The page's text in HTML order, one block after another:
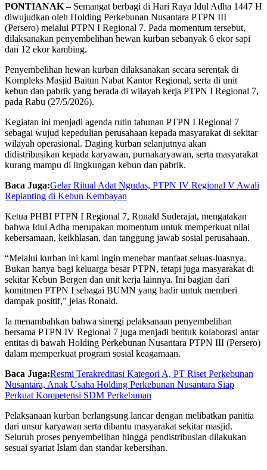
PONTIANAK – Semangat berbagi di Hari Raya Idul Adha 1447 H
diwujudkan oleh Holding Perkebunan Nusantara PTPN III
(Persero) melalui PTPN I Regional 7. Pada momentum tersebut,
dilaksanakan penyembelihan hewan kurban sebanyak 6 ekor sapi
dan 12 ekor kambing.
Penyembelihan hewan kurban dilaksanakan secara serentak di
Kompleks Masjid Baitun Nabat Kantor Regional, serta di unit
kebun dan pabrik yang berada di wilayah kerja PTPN I Regional 7,
pada Rabu (27/5/2026).
Kegiatan ini menjadi agenda rutin tahunan PTPN I Regional 7
sebagai wujud kepedulian perusahaan kepada masyarakat di sekitar
wilayah operasional. Daging kurban selanjutnya akan
didistribusikan kepada karyawan, purnakaryawan, serta masyarakat
kurang mampu di lingkungan kebun dan pabrik.
Baca Juga:Gelar Ritual Adat Ngudas, PTPN IV Regional V Awali
Replanting di Kebun Kembayan
Ketua PHBI PTPN I Regional 7, Ronald Suderajat, mengatakan
bahwa Idul Adha merupakan momentum untuk memperkuat nilai
kebersamaan, keikhlasan, dan tanggung jawab sosial perusahaan.
“Melalui kurban ini kami ingin menebar manfaat seluas-luasnya.
Bukan hanya bagi keluarga besar PTPN, tetapi juga masyarakat di
sekitar Kebun Bergen dan unit kerja lainnya. Ini bagian dari
komitmen PTPN I sebagai BUMN yang hadir untuk memberi
dampak positif,” jelas Ronald.
Ia menambahkan bahwa sinergi pelaksanaan penyembelihan
bersama PTPN IV Regional 7 juga menjadi bentuk kolaborasi antar
entitas di bawah Holding Perkebunan Nusantara PTPN III (Persero)
dalam memperkuat program sosial keagamaan.
Baca Juga:Resmi Terakreditasi Kategori A, PT Riset Perkebunan
Nusantara, Anak Usaha Holding Perkebunan Nusantara Siap
Perkuat Kompetensi SDM Perkebunan
Pelaksanaan kurban berlangsung lancar dengan melibatkan panitia
dari unsur karyawan serta dibantu masyarakat sekitar masjid.
Seluruh proses penyembelihan hingga pendistribusian dilakukan
sesuai syariat Islam dan standar kebersihan.